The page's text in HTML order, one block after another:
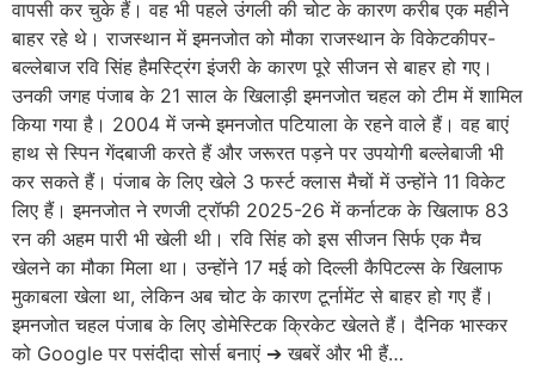
वापसी कर चुके हैं। वह भी पहले उंगली की चोट के कारण करीब एक महीने
बाहर रहे थे। राजस्थान में इमनजोत को मौका राजस्थान के विकेटकीपर-
बल्लेबाज रवि सिंह हैमस्ट्रिंग इंजरी के कारण पूरे सीजन से बाहर हो गए।
उनकी जगह पंजाब के 21 साल के खिलाड़ी इमनजोत चहल को टीम में शामिल
किया गया है। 2004 में जन्मे इमनजोत पटियाला के रहने वाले हैं। वह बाएं
हाथ से स्पिन गेंदबाजी करते हैं और जरूरत पड़ने पर उपयोगी बल्लेबाजी भी
कर सकते हैं। पंजाब के लिए खेले 3 फर्स्ट क्लास मैचों में उन्होंने 11 विकेट
लिए हैं। इमनजोत ने रणजी ट्रॉफी 2025-26 में कर्नाटक के खिलाफ 83
रन की अहम पारी भी खेली थी। रवि सिंह को इस सीजन सिर्फ एक मैच
खेलने का मौका मिला था। उन्होंने 17 मई को दिल्ली कैपिटल्स के खिलाफ
मुकाबला खेला था, लेकिन अब चोट के कारण टूर्नामेंट से बाहर हो गए हैं।
इमनजोत चहल पंजाब के लिए डोमेस्टिक क्रिकेट खेलते हैं। दैनिक भास्कर
को Google पर पसंदीदा सोर्स बनाएं ➔ खबरें और भी हैं…